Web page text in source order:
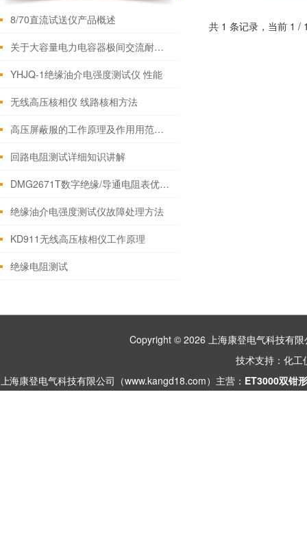
8/70直流试送仪产品概述
关于大容量电力电容器极间交流耐压试验的意见
YHJQ-1绝缘油介电强度测试仪 性能
无线高压核相仪 线路核相方法
高压屏蔽服的工作原理及作用用范围！
回路电阻测试详细知识讲解
DMG2671T数字绝缘/导通电阻表优点特征
绝缘油介电强度测试仪故障处理方法
KD911无线高压核相仪工作原理
绝缘电阻测试
共 1 条记录，当前 1
Copyright © 2026 上海康登电气科技有
技术支持： 化工
上海康登电气科技有限公司（www.kangd18.com）主营： ET3000双钳